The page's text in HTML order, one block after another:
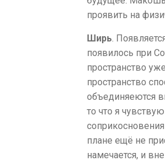
проявить на
Ширь.
появилось при
пространство
пространство
объединяеются
то что я
плане ещё не
намечается, и